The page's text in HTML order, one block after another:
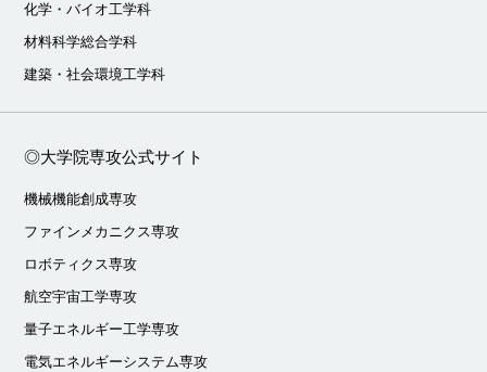
化学・バイオ工学科
材料科学総合学科
建築・社会環境工学科
◎大学院専攻公式サイト
機械機能創成専攻
ファインメカニクス専攻
ロボティクス専攻
航空宇宙工学専攻
量子エネルギー工学専攻
電気エネルギーシステム専攻